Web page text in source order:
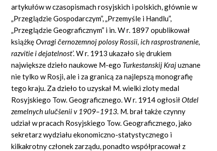
artykułów w czasopismach rosyjskich i polskich, głównie w
„Przeglądzie Gospodarczym”, „Przemyśle i Handlu”,
„Przeglądzie Geograficznym” i in. W r. 1897 opublikował
książkęOvragi černozemnoj polosy Rossii, ich rasprostranenie,
razvitie i dejatelnost’.W r. 1913 ukazało się drukiem
największe dzieło naukowe M-ego Turkestanskij Krajuznane
nie tylko w Rosji, ale i za granicą za najlepszą monografię
tego kraju. Za dzieło to uzyskał M. wielki zloty medal
Rosyjskiego Tow. Geograficznego. W r. 1914 ogłosiłOtdel
zemelnych ulučšenii v 1909–1913. M. brał także czynny
udział w pracach Rosyjskiego Tow. Geograficznego, jako
sekretarz wydziału ekonomiczno-statystycznego i
kilkakrotny członek zarządu, ponadto współpracował z